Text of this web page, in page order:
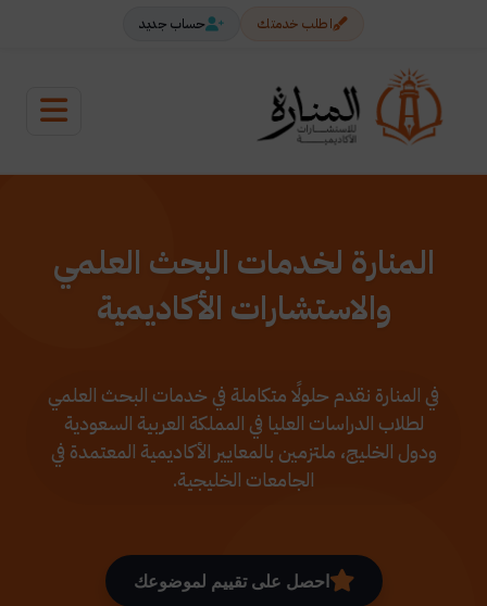
اطلب خدمتك حساب جديد
المنارة لخدمات البحث العلمي
والاستشارات الأكاديمية
في المنارة نقدم حلولًا متكاملة في خدمات البحث العلمي
لطلاب الدراسات العليا في المملكة العربية السعودية
ودول الخليج، ملتزمين بالمعايير الأكاديمية المعتمدة في
الجامعات الخليجية.
احصل على تقييم لموضوعك